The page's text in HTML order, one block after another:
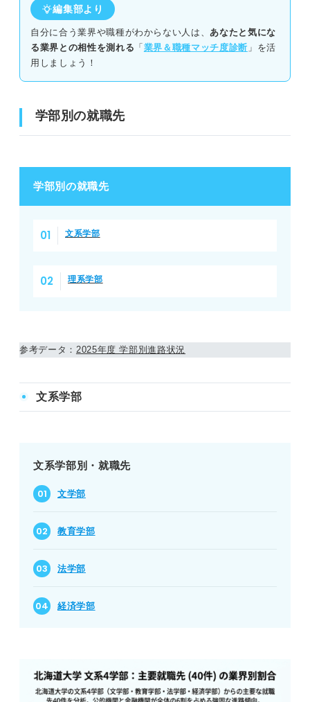
編集部より
自分に合う業界や職種がわからない人は、あなたと気にな
る業界との相性を測れる 「 業界＆職種マッチ度診断 」を活
用しましょう！
学部別の就職先
学部別の就職先
文系学部
理系学部
参考データ： 2025年度 学部別進路状況
文系学部
文系学部別・就職先
文学部
教育学部
法学部
経済学部